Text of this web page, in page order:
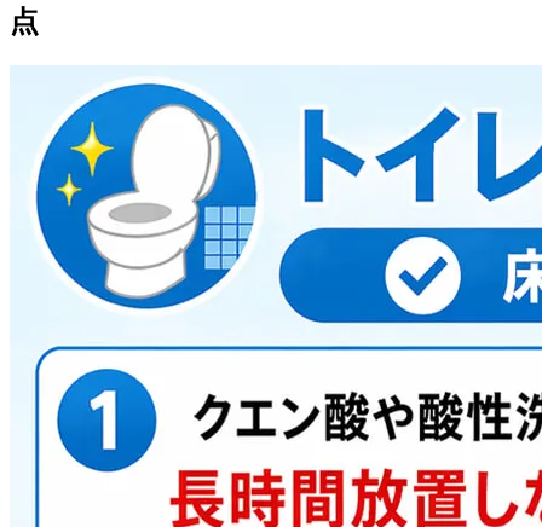
点